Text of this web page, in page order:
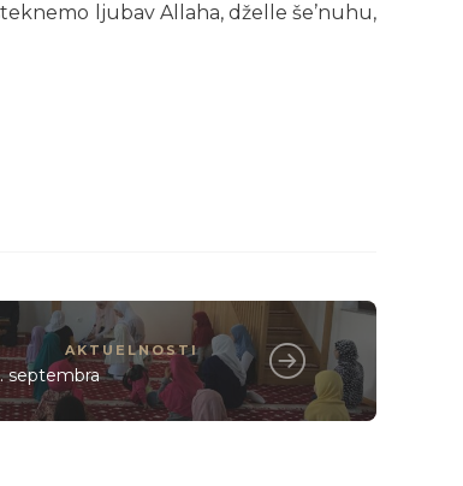
ljubav Allaha, dželle še’nuhu,
AKTUELNOSTI
septembra